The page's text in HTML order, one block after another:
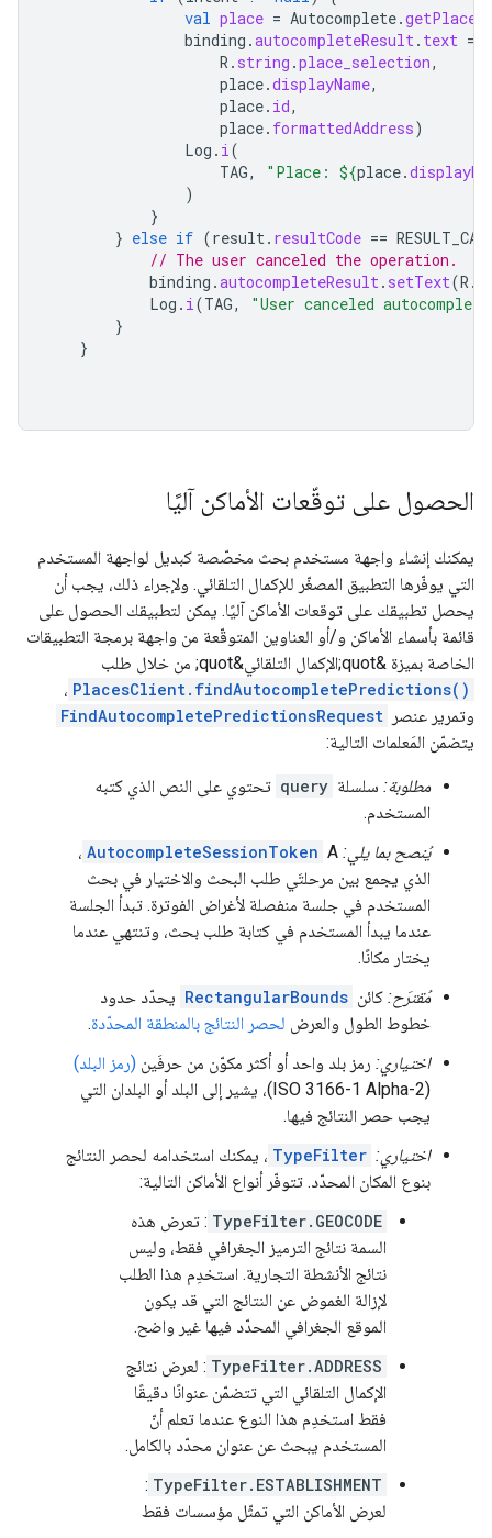
val place = Autocomplete.
binding .autocompleteResult . text =
R . string .place_selection,
place.displayName,
place. id,
place. formattedAddress)
Log . i (
TAG, "Place: ${place.
)
}
} else if (result . resultCode ==
// The user canceled the operation.
binding .autocompleteResult . setText(R .
Log . i (TAG,
"User canceled
}
}
الحصول على توقّعات الأماكن آليًا
يمكنك إنشاء واجهة مستخدم بحث مخصّصة كبديل لواجهة المستخدم
التي يوفّرها التطبيق المصغّر للإكمال التلقائي. ولإجراء ذلك، يجب أن
يحصل تطبيقك على توقعات الأماكن آليًا. يمكن لتطبيقك الحصول على
قائمة بأسماء الأماكن و/أو العناوين المتوقّعة من واجهة برمجة التطبيقات
الخاصة بميزة &quot;الإكمال التلقائي&quot; من خلال طلب
PlacesClient.findAutocompletePredictions() ،
وتمرير عنصر
FindAutocompletePredictionsRequest
يتضمّن المَعلمات التالية:
مطلوبة: سلسلة query تحتوي على النص الذي كتبه
المستخدم.
يُنصح بما يلي:
AutocompleteSessionToken ،
الذي يجمع بين مرحلتَي طلب البحث والاختيار في بحث
المستخدم في جلسة منفصلة لأغراض الفوترة. تبدأ الجلسة
عندما يبدأ المستخدم في كتابة طلب بحث، وتنتهي عندما
يختار مكانًا.
مُقترَح: كائن RectangularBounds يحدّد حدود
خطوط الطول والعرض لحصر النتائج بالمنطقة المحدّدة.
اختياري: رمز بلد واحد أو أكثر مكوّن من حرفَين (رمز البلد)
(ISO 3166-1 Alpha-2)، يشير إلى البلد أو البلدان التي
يجب حصر النتائج فيها.
اختياري: TypeFilter ، يمكنك استخدامه لحصر النتائج
بنوع المكان المحدّد. تتوفّر أنواع الأماكن التالية:
TypeFilter.GEOCODE : تعرض هذه
السمة نتائج الترميز الجغرافي فقط، وليس
نتائج الأنشطة التجارية. استخدِم هذا الطلب
لإزالة الغموض عن النتائج التي قد يكون
الموقع الجغرافي المحدّد فيها غير واضح.
TypeFilter.ADDRESS : لعرض نتائج
الإكمال التلقائي التي تتضمّن عنوانًا دقيقًا
فقط استخدِم هذا النوع عندما تعلم أنّ
المستخدم يبحث عن عنوان محدّد بالكامل.
TypeFilter.ESTABLISHMENT
:
لعرض الأماكن التي تمثّل مؤسسات فقط